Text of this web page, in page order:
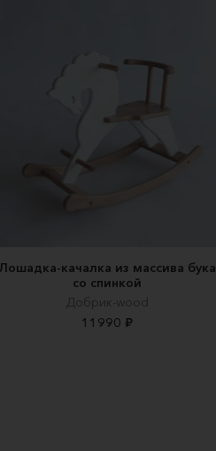
качалка из массива бука
со спинкой
Добрик-wood
11990 ₽